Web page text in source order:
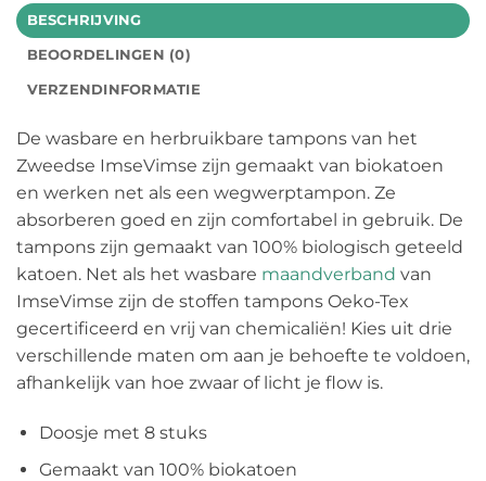
BESCHRIJVING
BEOORDELINGEN (0)
VERZENDINFORMATIE
De wasbare en herbruikbare tampons van het
Zweedse ImseVimse zijn gemaakt van biokatoen
en werken net als een wegwerptampon. Ze
absorberen goed en zijn comfortabel in gebruik. De
tampons zijn gemaakt van 100% biologisch geteeld
katoen. Net als het wasbare maandverband van
ImseVimse zijn de stoffen tampons Oeko-Tex
gecertificeerd en vrij van chemicaliën! Kies uit drie
verschillende maten om aan je behoefte te voldoen,
afhankelijk van hoe zwaar of licht je flow is.
Doosje met 8 stuks
Gemaakt van 100% biokatoen